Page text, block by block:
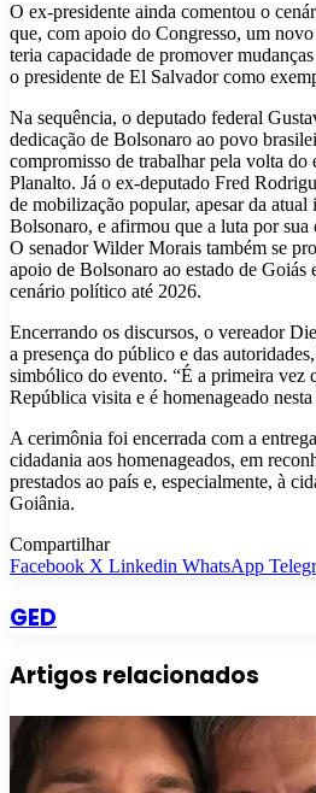
O ex-presidente ainda comentou o
que, com apoio do Congresso, um
teria capacidade de promover
o presidente de El Salvador como
Na sequência, o deputado federal
dedicação de Bolsonaro ao povo
compromisso de trabalhar pela volta do
Planalto. Já o ex-deputado Fred
de mobilização popular, apesar da
Bolsonaro, e afirmou que a luta por sua
O senador Wilder Morais também se
apoio de Bolsonaro ao estado de Goiás
cenário político até 2026.
Encerrando os discursos, o vereador
a presença do público e das
simbólico do evento. “É a primeira vez
República visita e é homenageado nesta
A cerimônia foi encerrada com a
cidadania aos homenageados, em
prestados ao país e, especialmente, à
Goiânia.
Compartilhar
Facebook X Linkedin WhatsApp
GED
Artigos relacionados